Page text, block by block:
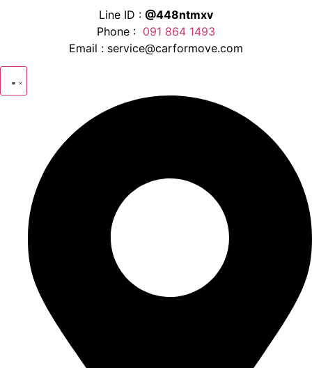
Line ID : @448ntmxv
Phone : 091 864 1493
Email : service@carformove.com